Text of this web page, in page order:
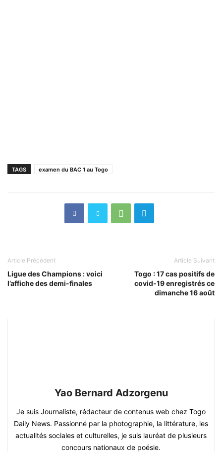
TAGS examen du BAC 1 au Togo
Article Précédent
Ligue des Champions : voici
l’affiche des demi-finales
Article Suivant
Togo : 17 cas positifs de
covid-19 enregistrés ce
dimanche 16 août
Yao Bernard Adzorgenu
Je suis Journaliste, rédacteur de contenus web chez Togo
Daily News. Passionné par la photographie, la littérature, les
actualités sociales et culturelles, je suis lauréat de plusieurs
concours nationaux de poésie.